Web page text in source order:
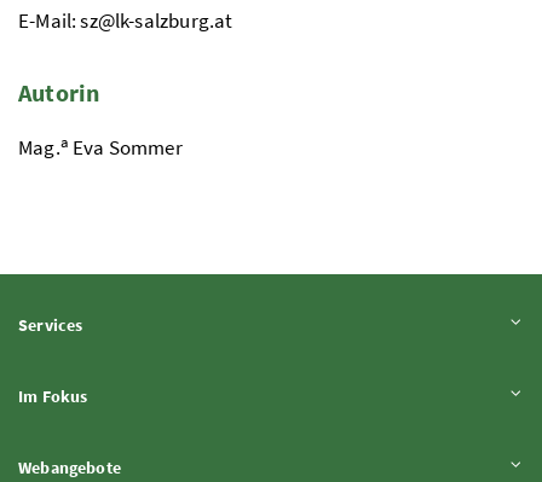
E-Mail: sz@lk-salzburg.at
Autorin
Mag.a Eva Sommer
ServicesInhalt aufklappen
Im FokusInhalt aufklappen
WebangeboteInhalt aufklappen